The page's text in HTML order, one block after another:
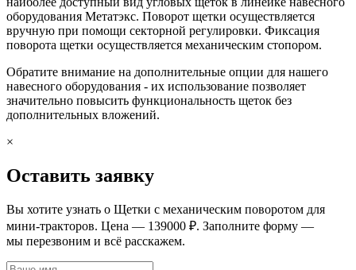
оборудования Метатэкс. Поворот щетки осуществляется
вручную при помощи секторной регулировки. Фиксация
поворота щетки осуществляется механическим стопором.
Обратите внимание на дополнительные опции для нашего
навесного оборудования - их использование позволяет
значительно повысить функциональность щеток без
дополнительных вложений.
×
Оставить заявку
Вы хотите узнать о Щетки с механическим поворотом для
мини-тракторов. Цена — 139000 ₽. Заполните форму —
мы перезвоним и всё расскажем.